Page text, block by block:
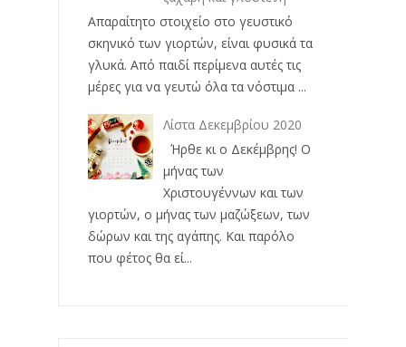
Απαραίτητο στοιχείο στο γευστικό
σκηνικό των γιορτών, είναι φυσικά τα
γλυκά. Από παιδί περίμενα αυτές τις
μέρες για να γευτώ όλα τα νόστιμα ...
Λίστα Δεκεμβρίου 2020
Ήρθε κι ο Δεκέμβρης! Ο
μήνας των
Χριστουγέννων και των
γιορτών, ο μήνας των μαζώξεων, των
δώρων και της αγάπης. Και παρόλο
που φέτος θα εί...